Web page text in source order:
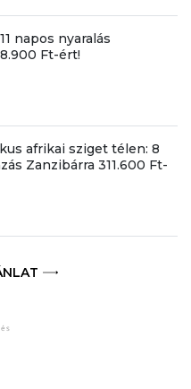
napos nyaralás
Ft-ért!
afrikai sziget télen: 8
Zanzibárra 311.600 Ft-